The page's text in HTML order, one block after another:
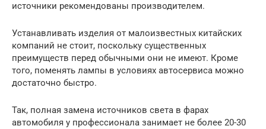
источники рекомендованы производителем.
Устанавливать изделия от малоизвестных китайских
компаний не стоит, поскольку существенных
преимуществ перед обычными они не имеют. Кроме
того, поменять лампы в условиях автосервиса можно
достаточно быстро.
Так, полная замена источников света в фарах
автомобиля у профессионала занимает не более 20-30